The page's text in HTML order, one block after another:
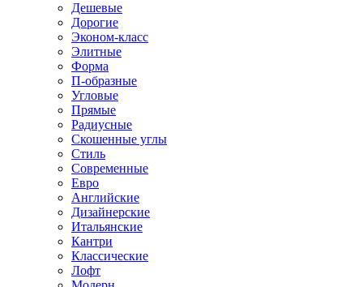
Дешевые
Дорогие
Эконом-класс
Элитные
Форма
П-образные
Угловые
Прямые
Радиусные
Скошенные углы
Стиль
Современные
Евро
Английские
Дизайнерские
Итальянские
Кантри
Классические
Лофт